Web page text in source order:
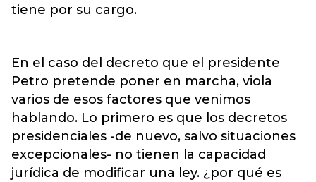
tiene por su cargo.
En el caso del decreto que el presidente
Petro pretende poner en marcha, viola
varios de esos factores que venimos
hablando. Lo primero es que los decretos
presidenciales -de nuevo, salvo situaciones
excepcionales- no tienen la capacidad
jurídica de modificar una ley. ¿por qué es